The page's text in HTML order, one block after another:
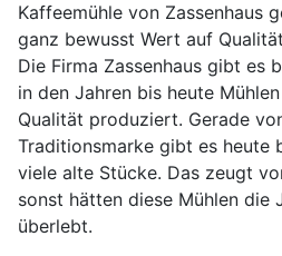
Kaffeemühle von Zassenhaus
ganz bewusst Wert auf
Die Firma Zassenhaus gibt es
in den Jahren bis heute
Qualität produziert. Gerade
Traditionsmarke gibt es heute
viele alte Stücke. Das zeugt
sonst hätten diese Mühlen die
überlebt.